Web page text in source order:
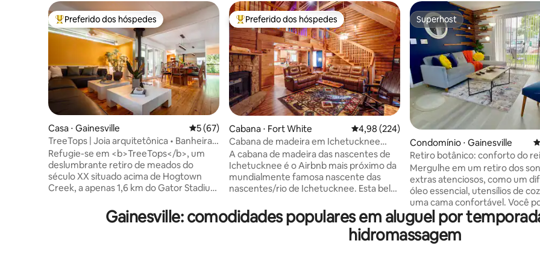
Entre os melhores preferidos dos hóspedes
Preferido dos hóspedes
Casa ⋅ Gainesville 5 de uma avaliação média de 5, 67 avaliações
5 (67)
TreeTops | Joia arquitetônica • Banheira
de hidromassagem • 2 cozinhas
Refugie-se em <b>TreeTops</b>, um
deslumbrante retiro de meados do
século XX situado acima de Hogtown
Creek, a apenas 1,6 km do Gator Stadium
Gainesville. <b>Projetada por Sam Evans,
protegido de Frank Lloyd Wright</b>,
Entre os melhores preferidos dos hóspedes
Preferido dos hóspedes
Cabana ⋅ Fort White 4,98 de uma avaliação média de 5, 224
4,98 (224)
Cabana de madeira em Ichetucknee
Springs (banheira de hidromassagem)
A cabana de madeira das nascentes de
Ichetucknee é o Airbnb mais próximo da
mundialmente famosa nascente das
nascentes/rio de Ichetucknee. Esta bela
personalizada, 3 quartos, 2 banheiros,
autêntica. (Tucknee Inn) tem belas
esculturas de animais de madeira e
Superhost
Superhost
Condomínio ⋅ Gainesville
Retiro botânico: conforto do
beira da piscina
Mergulhe em um retiro dos
extras atenciosos, como um
óleo essencial, utensílios de
uma cama confortável. Você
um mergulho refrescante em
piscina ou mergulhar na
hidromassagem, mesmo em
Desfrute de móveis
Gainesville: comodidades populares em aluguel por
hidromassagem